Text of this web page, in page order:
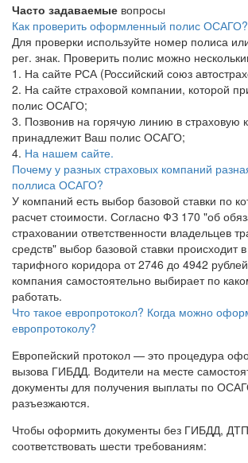
Часто задаваемые вопросы
Как проверить оформленный полис ОСАГО?
Для проверки используйте номер полиса
рег. знак. Проверить полис можно
1. На сайте РСА (Российский союз
2. На сайте страховой компании, которой
полис ОСАГО;
3. Позвонив на горячую линию в страховую
принадлежит Ваш полис ОСАГО;
4. На нашем сайте.
Почему у разных страховых компаний
поллиса ОСАГО?
У компаний есть выбор базовой ставки по
расчет стоимости. Согласно ФЗ 170 "об
страховании ответственности владельцев
средств" выбор базовой ставки происходит
тарифного коридора от 2746 до 4942
компания самостоятельно выбирает по
работать.
Что такое европротокол? Когда можно
европротоколу?
Европейский протокол — это процедура
вызова ГИБДД. Водители на месте
документы для получения выплаты по
разъезжаются.
Чтобы оформить документы без ГИБДД,
соответствовать шести требованиям: